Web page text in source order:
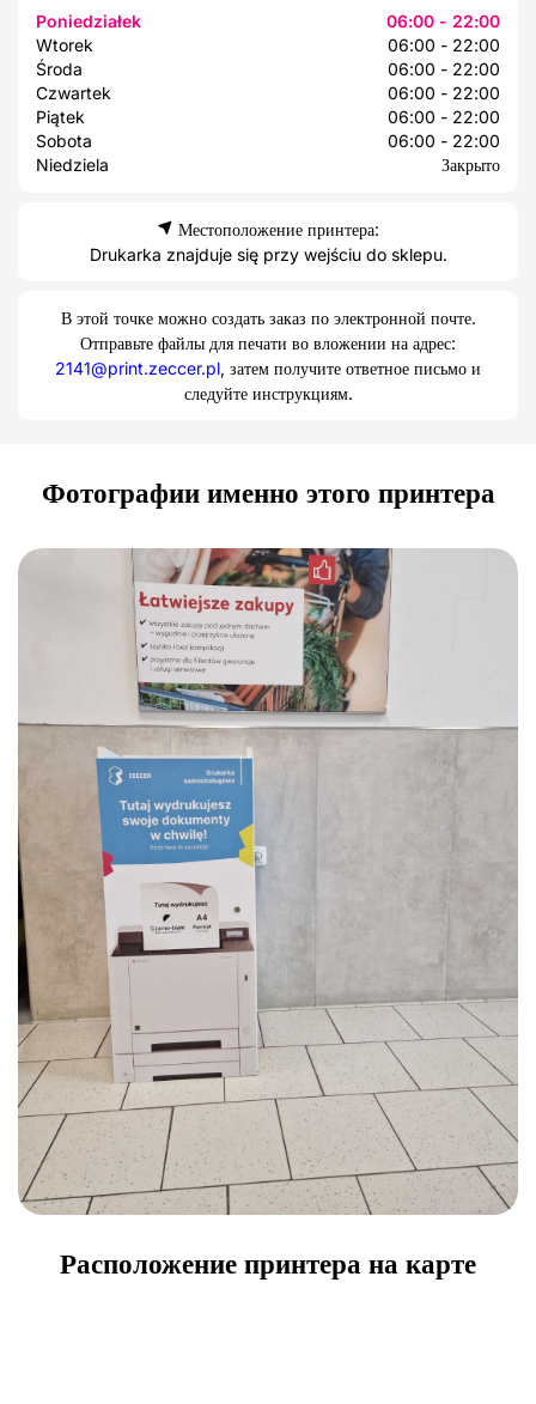
Poniedziałek
06:00 - 22:00
Wtorek
06:00 - 22:00
Środa
06:00 - 22:00
Czwartek
06:00 - 22:00
Piątek
06:00 - 22:00
Sobota
06:00 - 22:00
Niedziela
Закрыто
Местоположение принтера:
Drukarka znajduje się przy wejściu do sklepu.
В этой точке можно создать заказ по электронной почте.
Отправьте файлы для печати во вложении на адрес:
2141@print.zeccer.pl, затем получите ответное письмо и
следуйте инструкциям.
Фотографии именно этого принтера
Расположение принтера на карте